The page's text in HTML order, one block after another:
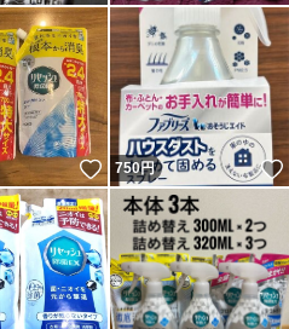
いいね！
750円